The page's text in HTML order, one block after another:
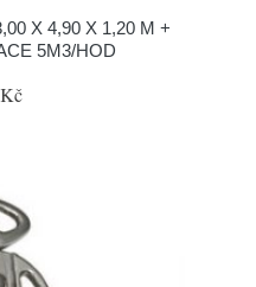
X 4,90 X 1,20 M +
5M3/HOD